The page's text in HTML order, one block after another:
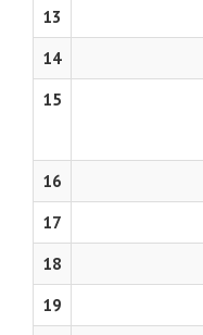
13
14
15
16
17
18
19